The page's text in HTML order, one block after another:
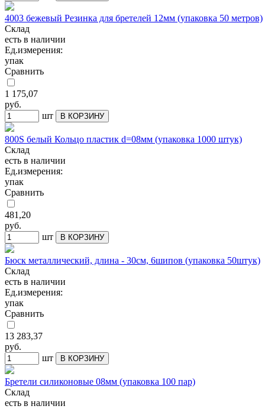
4003 бежевый Резинка для бретелей 12мм (упаковка 50 метров)
Склад
есть в наличии
Ед.измерения:
упак
Сравнить
1 175,07
руб.
шт
В КОРЗИНУ
800S белый Кольцо пластик d=08мм (упаковка 1000 штук)
Склад
есть в наличии
Ед.измерения:
упак
Сравнить
481,20
руб.
шт
В КОРЗИНУ
Бюск металлический, длина - 30см, 6шипов (упаковка 50штук)
Склад
есть в наличии
Ед.измерения:
упак
Сравнить
13 283,37
руб.
шт
В КОРЗИНУ
Бретели силиконовые 08мм (упаковка 100 пар)
Склад
есть в наличии